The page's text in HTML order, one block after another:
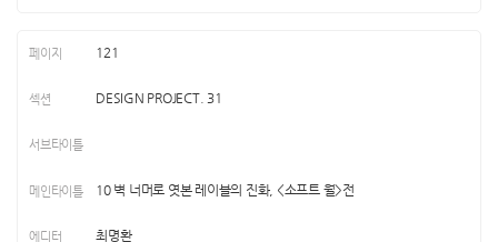
121
DESIGN PROJECT. 31
10 벽 너머로 엿본 레이블의 진화, <소프트 월>전
최명환